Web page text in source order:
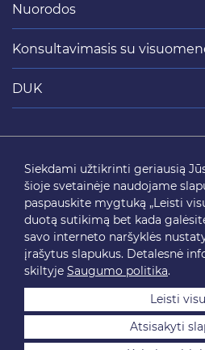
Nuorodos
Konsultavimasis su
DUK
SEKITE MUS
Siekdami užtikrinti geriausią
šioje svetainėje naudojame
paspauskite mygtuką „Leisti
duotą sutikimą bet kada
savo interneto naršyklės
įrašytus slapukus. Detalesnė
skiltyje Saugumo politika.
Leisti
Atsisakyti